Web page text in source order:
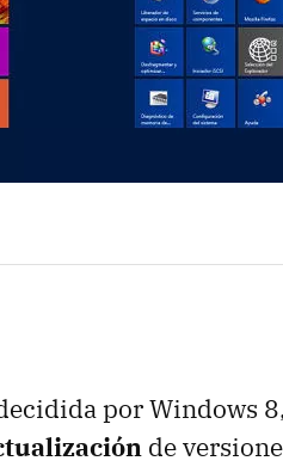
por Windows
de